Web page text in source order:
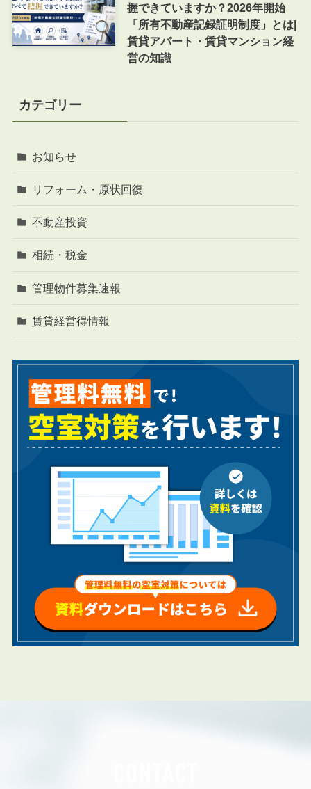
握できていますか？2026年開始
「所有不動産記録証明制度」とは|
賃貸アパート・賃貸マンション経
営の知識
カテゴリー
お知らせ
リフォーム・原状回復
不動産投資
相続・税金
管理物件募集速報
賃貸経営得情報